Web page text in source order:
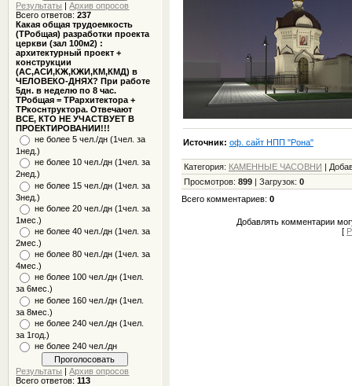
Результаты |Архив опросов
Всего ответов:237
Какая общая трудоемкость
(ТРобщая) разработки проекта
церкви (зал 100м2) :
архитектурный проект +
конструкции
(АС,АСИ,КЖ,КЖИ,КМ,КМД) в
ЧЕЛОВЕКО-ДНЯХ? При работе
5дн. в неделю по 8 час.
ТРобщая = ТРархитектора +
ТРкоснтруктора. Отвечают
ВСЕ, КТО НЕ УЧАСТВУЕТ В
ПРОЕКТИРОВАНИИ!!!
не более 5 чел./дн (1чел. за
1нед.)
не более 10 чел./дн (1чел. за
2нед.)
не более 15 чел./дн (1чел. за
3нед.)
не более 20 чел./дн (1чел. за
1мес.)
не более 40 чел./дн (1чел. за
2мес.)
не более 80 чел./дн (1чел. за
4мес.)
не более 100 чел./дн (1чел.
за 6мес.)
не более 160 чел./дн (1чел.
за 8мес.)
не более 240 чел./дн (1чел.
за 1год.)
не более 240 чел./дн
Результаты |Архив опросов
Всего ответов:113
Источник: оф. сайт НПП "Рона"
Категория: КАМЕННЫЕ ЧАСОВНИ
Просмотров: 899| Загрузок: 0
Всего комментариев: 0
Добавлять комментарии
[